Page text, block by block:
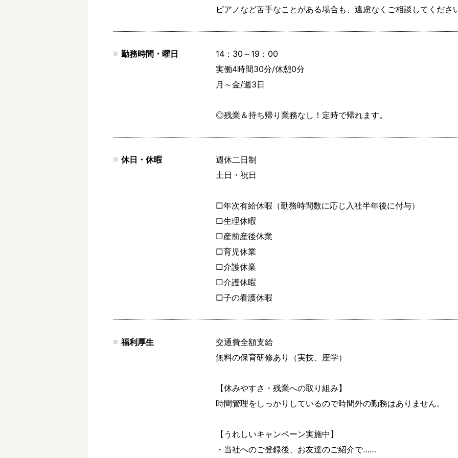
ピアノなど苦手なことがある場合も、遠慮なくご相談してくださ
勤務時間・曜日
14：30～19：00
実働4時間30分/休憩0分
月～金/週3日
◎残業＆持ち帰り業務なし！定時で帰れます。
休日・休暇
週休二日制
土日・祝日
□年次有給休暇（勤務時間数に応じ入社半年後に付与）
□生理休暇
□産前産後休業
□育児休業
□介護休業
□介護休暇
□子の看護休暇
福利厚生
交通費全額支給
無料の保育研修あり（実技、座学）
【休みやすさ・残業への取り組み】
時間管理をしっかりしているので時間外の勤務はありません。
【うれしいキャンペーン実施中】
・当社へのご登録後、お友達のご紹介で……